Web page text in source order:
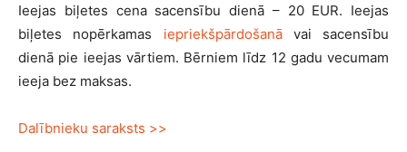
Ieejas biļetes cena sacensību dienā – 20 EUR. Ieejas
biļetes nopērkamas iepriekšpārdošanāvai sacensību
dienā pie ieejas vārtiem. Bērniem līdz 12 gadu vecumam
ieeja bez maksas.
Dalībnieku saraksts >>